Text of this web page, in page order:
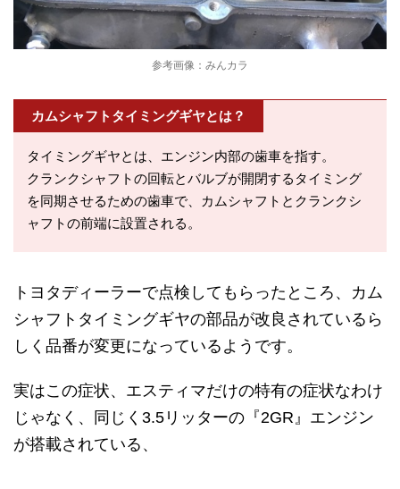
参考画像：みんカラ
カムシャフトタイミングギヤとは？
タイミングギヤとは、エンジン内部の歯車を指す。
クランクシャフトの回転とバルブが開閉するタイミング
を同期させるための歯車で、カムシャフトとクランクシ
ャフトの前端に設置される。
トヨタディーラーで点検してもらったところ、カム
シャフトタイミングギヤの部品が改良されているら
しく品番が変更になっているようです。
実はこの症状、エスティマだけの特有の症状なわけ
じゃなく、同じく3.5リッターの『2GR』エンジン
が搭載されている、